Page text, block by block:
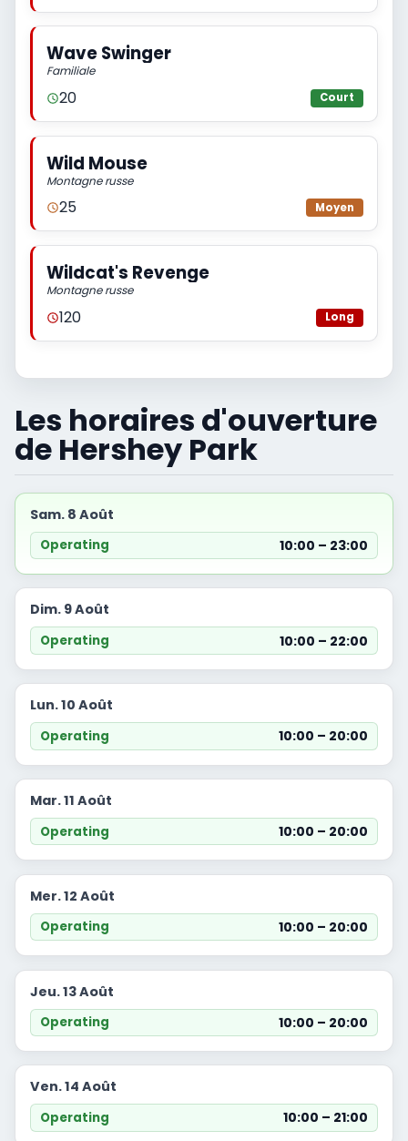
Wave Swinger
Familiale
20 Court
Wild Mouse
Montagne russe
25 Moyen
Wildcat's Revenge
Montagne russe
120 Long
Les horaires d'ouverture
de Hershey Park
Sam. 8 Août
Operating 10:00 – 23:00
Dim. 9 Août
Operating 10:00 – 22:00
Lun. 10 Août
Operating 10:00 – 20:00
Mar. 11 Août
Operating 10:00 – 20:00
Mer. 12 Août
Operating 10:00 – 20:00
Jeu. 13 Août
Operating 10:00 – 20:00
Ven. 14 Août
Operating 10:00 – 21:00